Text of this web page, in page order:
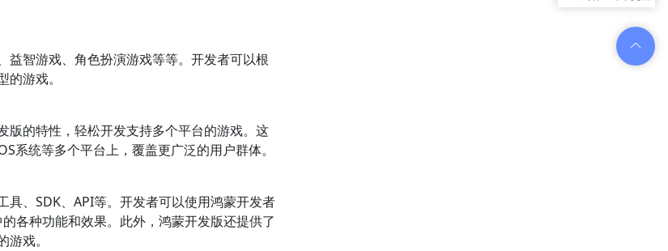
益智游戏、角色扮演游戏等等。开发者可以根
游戏。
版的特性，轻松开发支持多个平台的游戏。这
统等多个平台上，覆盖更广泛的用户群体。
、SDK、API等。开发者可以使用鸿蒙开发者
各种功能和效果。此外，鸿蒙开发版还提供了
戏。